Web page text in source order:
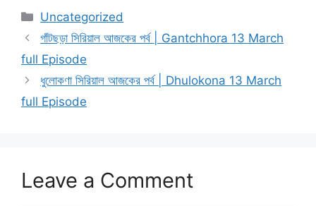
Categories
Uncategorized
গাঁটছড়া সিরিয়াল আজকের পর্ব | Gantchhora 13 March
full Episode
ধুলোকণা সিরিয়াল আজকের পর্ব | Dhulokona 13 March
full Episode
Leave a Comment